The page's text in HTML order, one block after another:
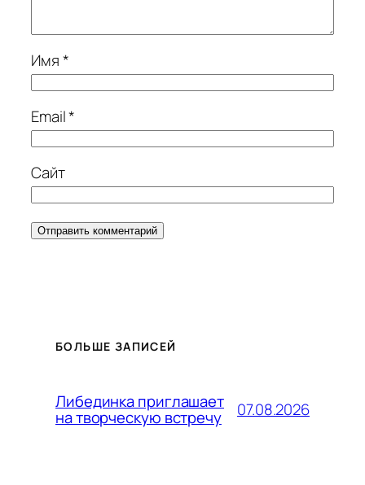
Имя*
Email*
Сайт
БОЛЬШЕ ЗАПИСЕЙ
Либединка приглашает
на творческую встречу 07.08.2026